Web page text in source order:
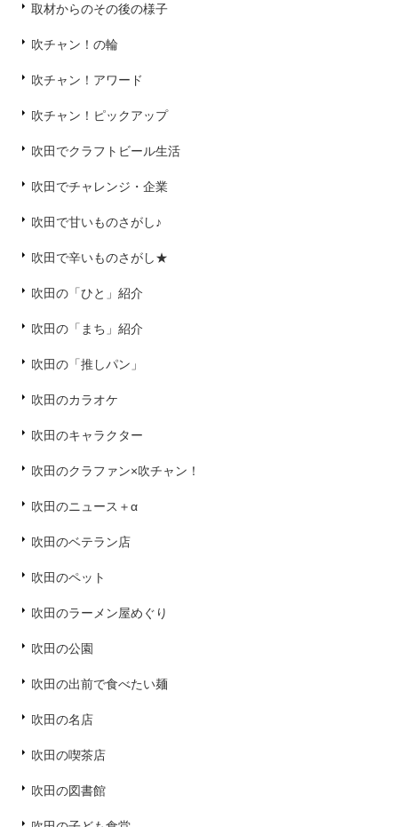
取材からのその後の様子
吹チャン！の輪
吹チャン！アワード
吹チャン！ピックアップ
吹田でクラフトビール生活
吹田でチャレンジ・企業
吹田で甘いものさがし♪
吹田で辛いものさがし★
吹田の「ひと」紹介
吹田の「まち」紹介
吹田の「推しパン」
吹田のカラオケ
吹田のキャラクター
吹田のクラファン×吹チャン！
吹田のニュース＋α
吹田のベテラン店
吹田のペット
吹田のラーメン屋めぐり
吹田の公園
吹田の出前で食べたい麺
吹田の名店
吹田の喫茶店
吹田の図書館